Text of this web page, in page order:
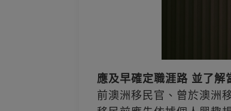
應及早確定職涯路 並了解
前澳洲移民官、曾於澳洲